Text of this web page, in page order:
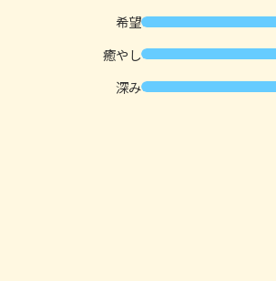
希望
癒やし
深み